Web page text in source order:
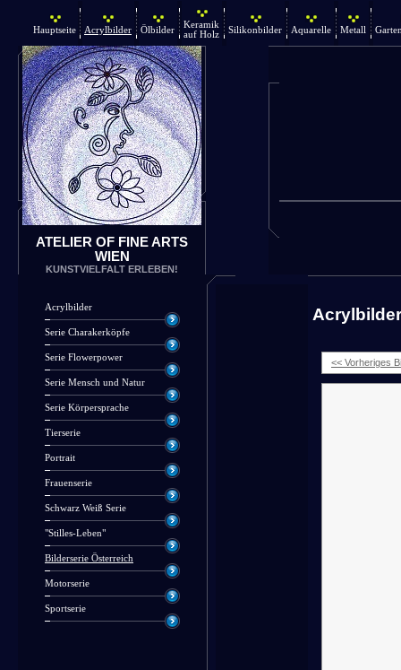
Hauptseite Acrylbilder Ölbilder
Keramik
auf Holz
Silikonbilder Aquarelle Metall
ATELIER OF FINE ARTS
WIEN
KUNSTVIELFALT ERLEBEN!
Acrylbilder
Serie Charakerköpfe
Serie Flowerpower
Serie Mensch und Natur
Serie Körpersprache
Tierserie
Portrait
Frauenserie
Schwarz Weiß Serie
"Stilles-Leben"
Bilderserie Österreich
Motorserie
Sportserie
Acrylbilder
<< Vorheriges